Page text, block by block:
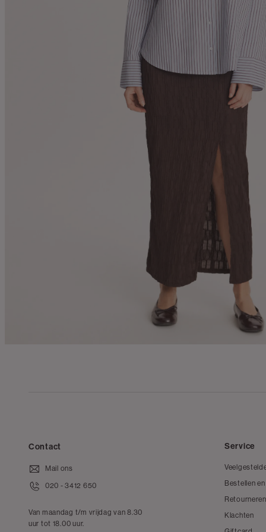
Contact
Mail ons
020 - 3412 650
Van maandag t/m vrijdag van 8.30
uur tot 18.00 uur.
Service
Bestellen
Klachten